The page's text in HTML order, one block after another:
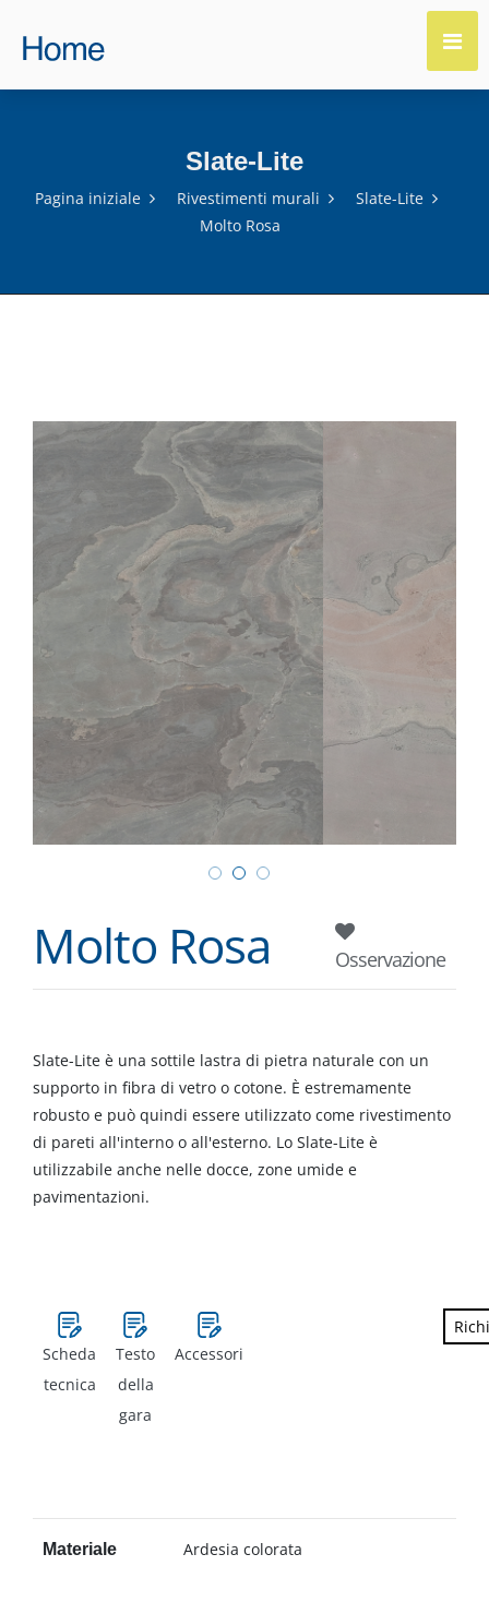
Slate-Lite
Pagina iniziale Rivestimenti murali
Slate-Lite
Molto Rosa
Molto Rosa Osservazione
Slate-Lite è una sottile lastra di pietra naturale con un
supporto in fibra di vetro o cotone. È estremamente
robusto e può quindi essere utilizzato come rivestimento
di pareti all'interno o all'esterno. Lo Slate-Lite è
utilizzabile anche nelle docce, zone umide e
pavimentazioni.
Scheda
tecnica
Testo
della
gara
Accessori
Materiale Ardesia colorata